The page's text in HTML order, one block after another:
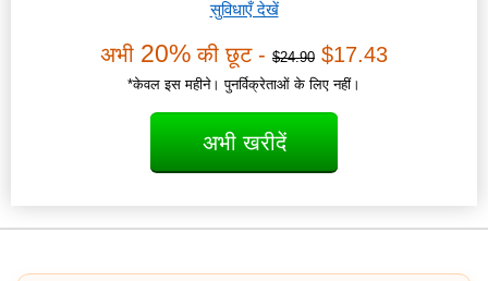
सुविधाएँ देखें
अभी 20% की छूट - $24.90 $17.43
*केवल इस महीने। पुनर्विक्रेताओं के लिए नहीं।
अभी खरीदें